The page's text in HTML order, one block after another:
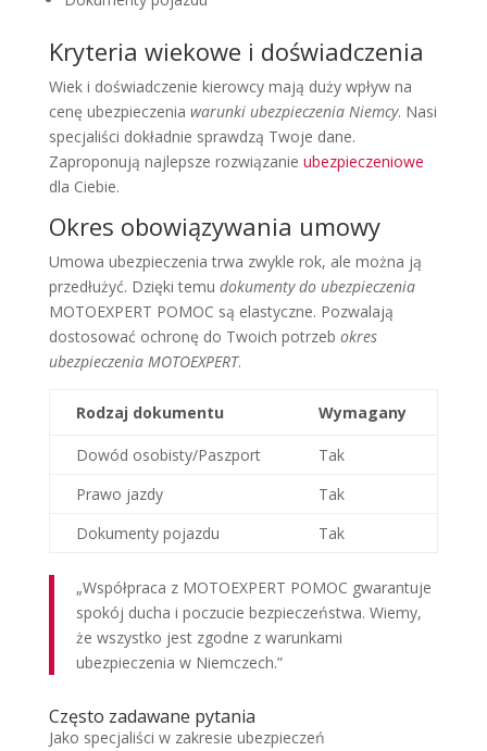
Kryteria wiekowe i doświadczenia
Wiek i doświadczenie kierowcy mają duży wpływ na
cenę ubezpieczenia warunki ubezpieczenia Niemcy. Nasi
specjaliści dokładnie sprawdzą Twoje dane.
Zaproponują najlepsze rozwiązanie ubezpieczeniowe
dla Ciebie.
Okres obowiązywania umowy
Umowa ubezpieczenia trwa zwykle rok, ale można ją
przedłużyć. Dzięki temu dokumenty do ubezpieczenia
MOTOEXPERT POMOC są elastyczne. Pozwalają
dostosować ochronę do Twoich potrzeb okres
ubezpieczenia MOTOEXPERT.
Rodzaj dokumentu Wymagany
Dowód osobisty/Paszport
Tak
Prawo jazdy
Tak
Dokumenty pojazdu
Tak
„Współpraca z MOTOEXPERT POMOC gwarantuje
spokój ducha i poczucie bezpieczeństwa. Wiemy,
że wszystko jest zgodne z warunkami
ubezpieczenia w Niemczech.”
Często zadawane pytania
Jako specjaliści w zakresie ubezpieczeń